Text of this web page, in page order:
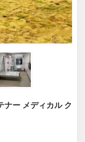
ナー メディカル ク